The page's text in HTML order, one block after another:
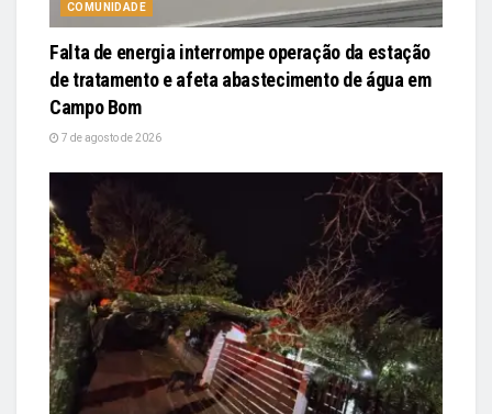
COMUNIDADE
Falta de energia interrompe operação da estação
de tratamento e afeta abastecimento de água em
Campo Bom
7 de agosto de 2026